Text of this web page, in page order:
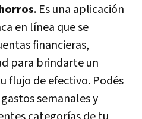
. Es una aplicación
en línea que se
financieras,
para brindarte un
flujo de efectivo. Podés
semanales y